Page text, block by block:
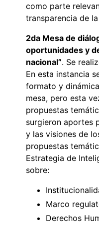
como parte
transparencia de
2da Mesa de
oportunidades y
nacional”. Se
En esta instancia
formato y
mesa, pero esta
propuestas
surgieron aportes
y las visiones de
propuestas
Estrategia de
sobre:
Marco
Derechos